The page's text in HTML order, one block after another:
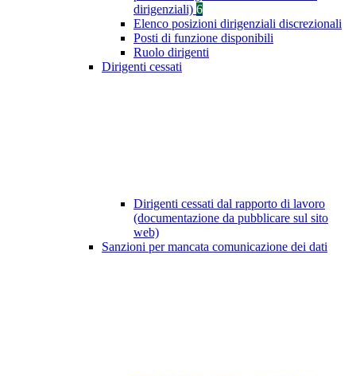
dirigenziali) 6
Elenco posizioni dirigenziali discrezionali
Posti di funzione disponibili
Ruolo dirigenti
Dirigenti cessati
Dirigenti cessati dal rapporto di lavoro
(documentazione da pubblicare sul sito
web)
Sanzioni per mancata comunicazione dei dati